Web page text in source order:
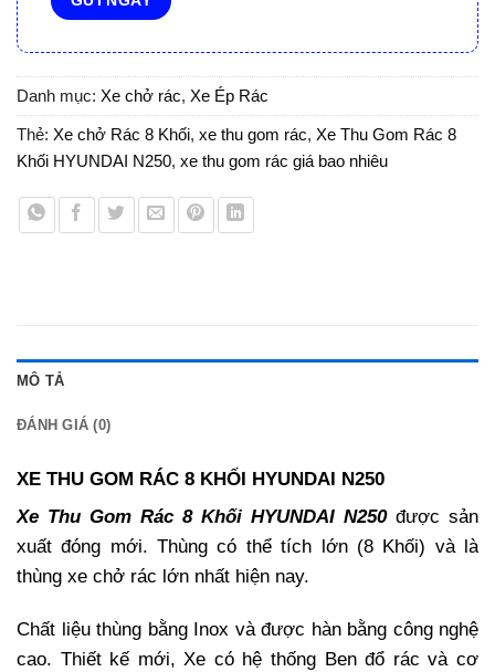
Danh mục: Xe chở rác, Xe Ép Rác
Thẻ: Xe chở Rác 8 Khối, xe thu gom rác, Xe Thu Gom Rác 8
Khối HYUNDAI N250, xe thu gom rác giá bao nhiêu
MÔ TẢ
ĐÁNH GIÁ (0)
XE THU GOM RÁC 8 KHỐI HYUNDAI N250
Xe Thu Gom Rác 8 Khối HYUNDAI N250được sản
xuất đóng mới. Thùng có thể tích lớn (8 Khối) và là
thùng xe chở rác lớn nhất hiện nay.
Chất liệu thùng bằng Inox và được hàn bằng công nghệ
cao. Thiết kế mới, Xe có hệ thống Ben đổ rác và cơ